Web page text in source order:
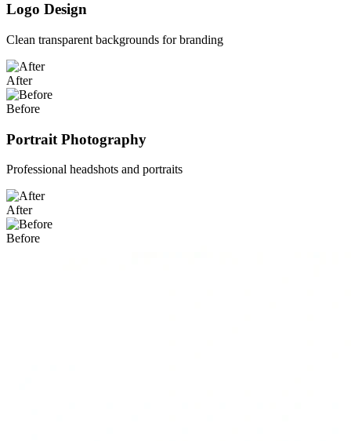
Logo Design
Clean transparent backgrounds for branding
After
Before
Portrait Photography
Professional headshots and portraits
After
Before